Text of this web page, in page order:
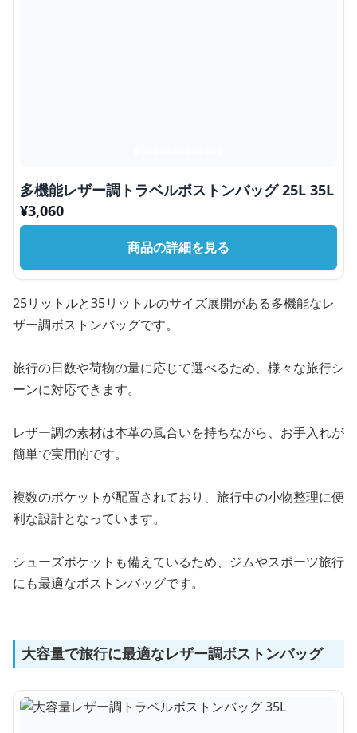
多機能レザー調トラベルボストンバッグ 25L 35L
¥3,060
商品の詳細を見る
25リットルと35リットルのサイズ展開がある多機能なレ
ザー調ボストンバッグです。
旅行の日数や荷物の量に応じて選べるため、様々な旅行シ
ーンに対応できます。
レザー調の素材は本革の風合いを持ちながら、お手入れが
簡単で実用的です。
複数のポケットが配置されており、旅行中の小物整理に便
利な設計となっています。
シューズポケットも備えているため、ジムやスポーツ旅行
にも最適なボストンバッグです。
大容量で旅行に最適なレザー調ボストンバッグ